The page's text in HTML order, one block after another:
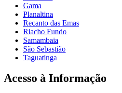
Gama
Planaltina
Recanto das Emas
Riacho Fundo
Samambaia
São Sebastião
Taguatinga
Acesso à Informação